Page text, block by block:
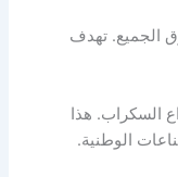
الجميع. تهدف
السكراب. هذا
الوطنية.